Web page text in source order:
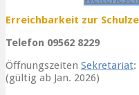
Erreichbarkeit zur
Telefon 09562 8229
Öffnungszeiten Sekretariat:
(gültig ab Jan. 2026)